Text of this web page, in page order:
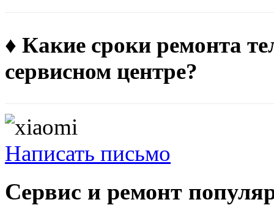
♦ Какие сроки ремонта
сервисном центре?
Написать письмо
Сервис и ремонт